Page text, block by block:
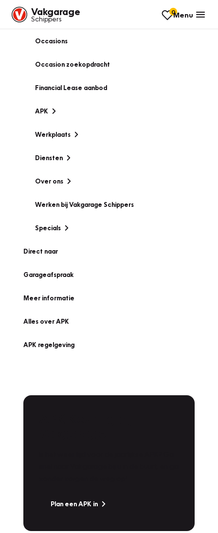
Vakgarage
Schippers
0Menu
Occasions
Occasion zoekopdracht
Financial Lease aanbod
APK
Werkplaats
Diensten
Over ons
Werken bij Vakgarage Schippers
Specials
Direct naar
Garageafspraak
Meer informatie
Alles over APK
APK regelgeving
Plan een APK in